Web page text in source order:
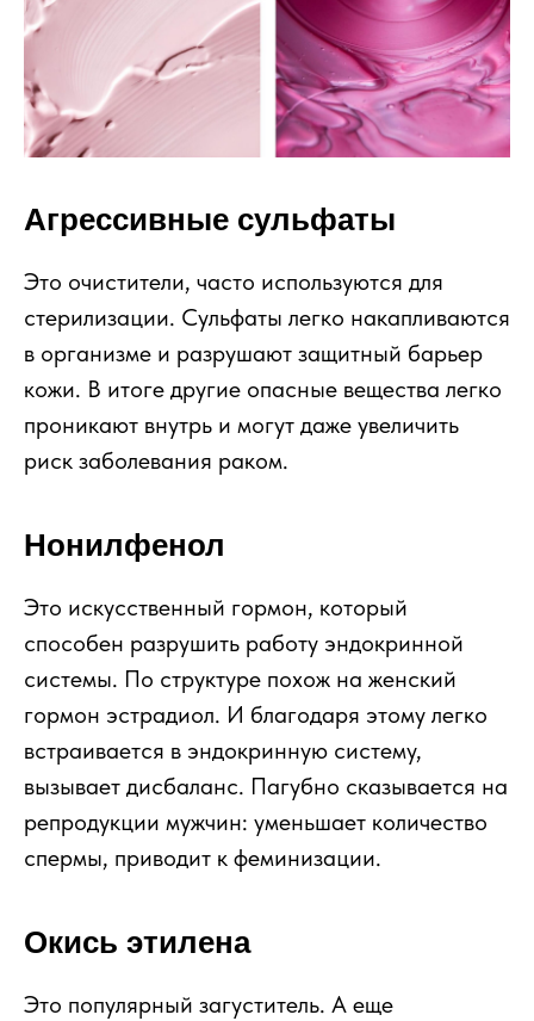
Агрессивные сульфаты
Это очистители, часто используются для
стерилизации. Сульфаты легко накапливаются
в организме и разрушают защитный барьер
кожи. В итоге другие опасные вещества легко
проникают внутрь и могут даже увеличить
риск заболевания раком.
Нонилфенол
Это искусственный гормон, который
способен разрушить работу эндокринной
системы. По структуре похож на женский
гормон эстрадиол. И благодаря этому легко
встраивается в эндокринную систему,
вызывает дисбаланс. Пагубно сказывается на
репродукции мужчин: уменьшает количество
спермы, приводит к феминизации.
Окись этилена
Это популярный загуститель. А еще